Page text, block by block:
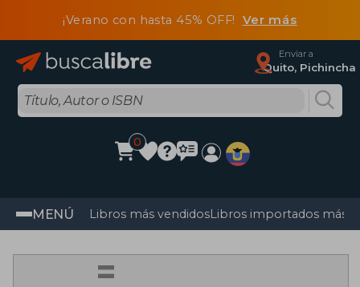
¡Verano con hasta 45% OFF! Ver más
Enviar a
Quito, Pichincha
0
MENÚ Libros más vendidosLibros importados más
=